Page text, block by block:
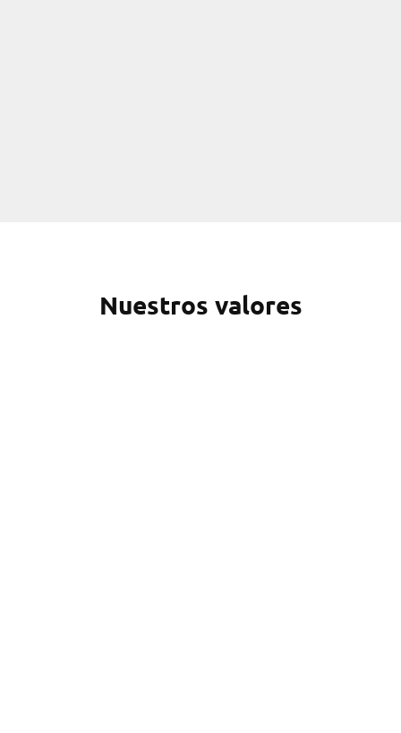
Nuestros valores